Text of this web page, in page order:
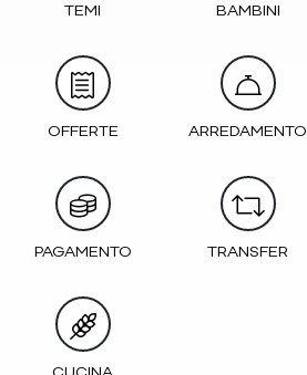
TEMI BAMBINI
OFFERTE ARREDAMENTO
PAGAMENTO TRANSFER